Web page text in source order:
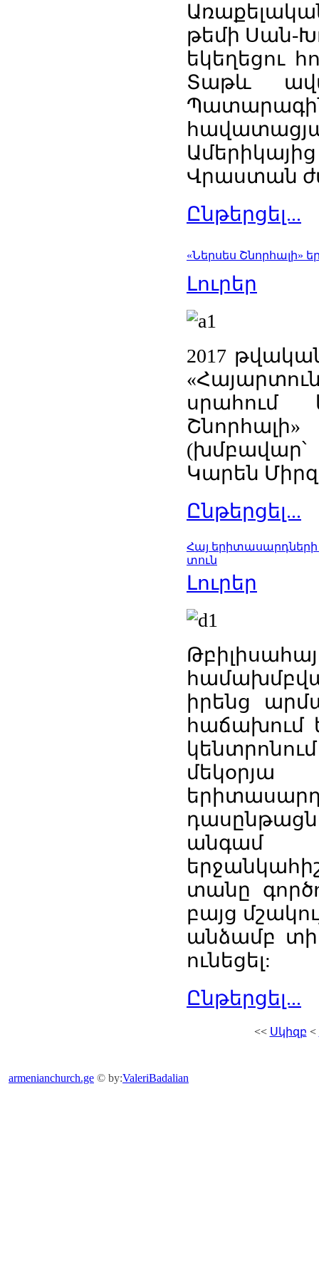
թեմի Սան-
եկեղեցու
Տաթև
Վրաստան
Ընթերցել...
«Ներսես Շնորհալի»
Լուրեր
2017
սրահում
(խմբավար՝
Կարեն
Ընթերցել...
Հայ երիտասարդների
տուն
Լուրեր
իրենց
հաճախում
անգամ
տանը
բայց
անձամբ
ունեցել:
Ընթերցել...
<< Սկիզբ <
armenianchurch.ge © by:ValeriBadalian